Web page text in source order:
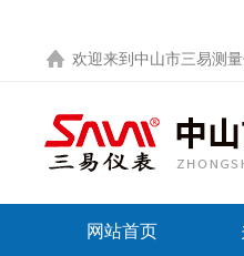
欢迎来到 中山市三易测
网站首页